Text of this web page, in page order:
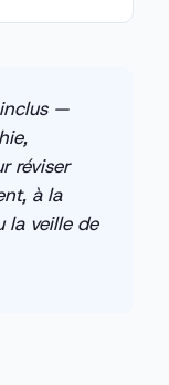
—
réviser
à la
la veille de